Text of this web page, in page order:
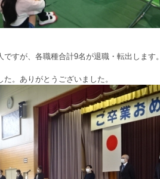
すが、各職種合計9名が退職・転出します。
。ありがとうございました。